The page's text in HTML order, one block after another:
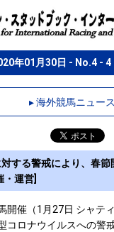
年01月30日 - No.4 - 4
▸ 海外競馬ニュー
する警戒により、春
運営]
開催（1月27日 シャテ
コロナウイルスへの警